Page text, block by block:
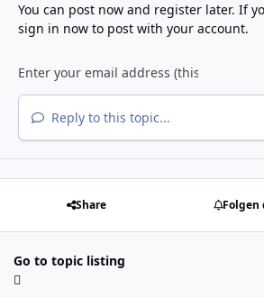
You can post now and register later. If
sign in nowto post with your account.
Reply to this topic...
Share Folgen
Go to topic listing